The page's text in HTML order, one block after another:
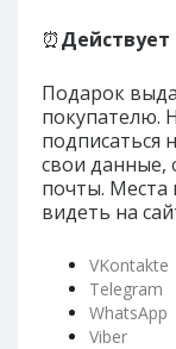
⏰Действует
Подарок
покупателю.
подписаться
свои данные,
почты. Места
видеть на
VKontakte
Telegram
WhatsApp
Viber